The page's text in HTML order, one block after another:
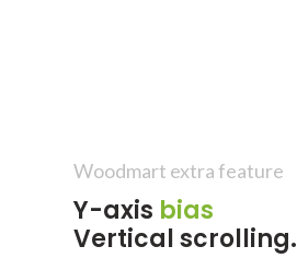
Woodmart extra feature
Y-axis bias
Vertical scrolling.